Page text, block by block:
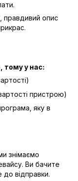
правдивий опис
тому у нас:
пристрою)
яку в
знімаємо
Ви бачите
до відправки.